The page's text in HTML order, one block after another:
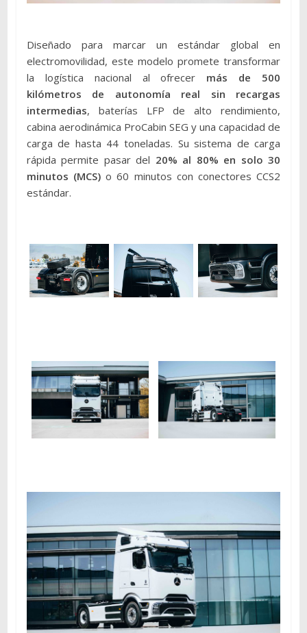
Diseñado para marcar un estándar global en
electromovilidad, este modelo promete transformar
la logística nacional al ofrecer más de 500
kilómetros de autonomía real sin recargas
intermedias, baterías LFP de alto rendimiento,
cabina aerodinámica ProCabin SEG y una capacidad de
carga de hasta 44 toneladas. Su sistema de carga
rápida permite pasar del 20% al 80% en solo 30
minutos (MCS) o 60 minutos con conectores CCS2
estándar.